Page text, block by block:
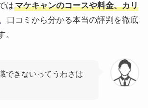
はマケキャンのコースや料金、カリ
口コミから分かる本当の評判を徹底
。
できないってうわさは